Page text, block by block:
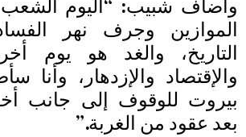
وأضاف شبيب: “اليوم الشعب
الموازين وجرف نهر
التاريخ، والغد هو يوم
والإقتصاد والإزدهار، وأنا
بيروت للوقوف إلى جانب
بعد عقود من الغربة.”